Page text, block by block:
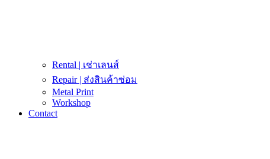
Rental | เช่าเลนส์
Repair | ส่งสินค้าซ่อม
Metal Print
Workshop
Contact